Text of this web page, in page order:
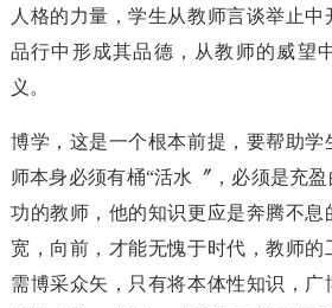
人格的力量，学生从教师言谈举止
品行中形成其品德，从教师的威望
义。
博学，这是一个根本前提，要帮助学
师本身必须有桶“活水〞，必须是充
功的教师，他的知识更应是奔腾不息
宽，向前，才能无愧于时代，教师的
需博采众矢，只有将本体性知识，广